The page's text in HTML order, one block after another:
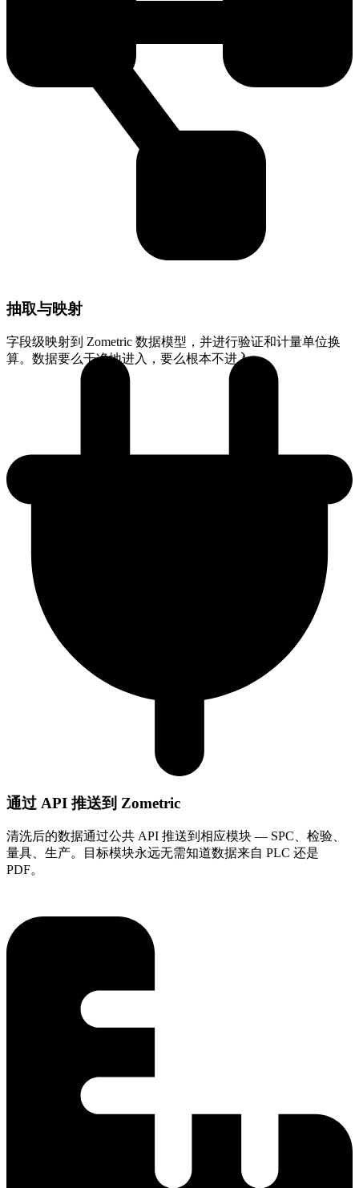
抽取与映射
字段级映射到 Zometric 数据模型，并进行验证和计量单位换
算。数据要么干净地进入，要么根本不进入。
通过 API 推送到 Zometric
清洗后的数据通过公共 API 推送到相应模块 — SPC、检验、
量具、生产。目标模块永远无需知道数据来自 PLC 还是
PDF。